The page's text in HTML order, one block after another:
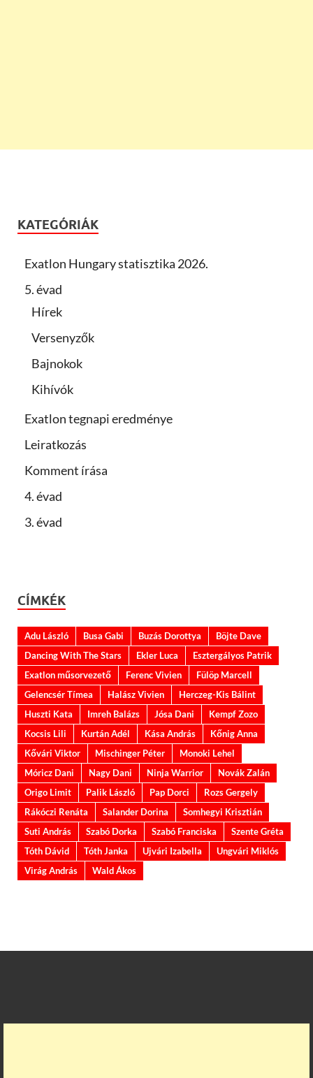
KATEGÓRIÁK
Exatlon Hungary statisztika 2026.
5. évad
Hírek
Versenyzők
Bajnokok
Kihívók
Exatlon tegnapi eredménye
Leiratkozás
Komment írása
4. évad
3. évad
CÍMKÉK
Adu László Busa Gabi Buzás Dorottya
Böjte Dave
Dancing With The Stars
Ekler Luca
Esztergályos Patrik
Exatlon műsorvezető
Ferenc Vivien
Fülöp Marcell
Gelencsér Tímea
Halász Vivien
Herczeg-Kis Bálint
Huszti Kata
Imreh Balázs Jósa Dani
Kempf Zozo
Kocsis Lili
Kurtán Adél Kása András
Kőnig Anna
Kővári Viktor
Mischinger Péter
Monoki Lehel
Móricz Dani
Nagy Dani Ninja Warrior
Novák Zalán
Origo Limit
Palik László Pap Dorci
Rozs Gergely
Rákóczi Renáta
Salander Dorina
Somhegyi Krisztián
Suti András
Szabó Dorka Szabó Franciska
Szente Gréta
Tóth Dávid
Tóth Janka Ujvári Izabella
Ungvári Miklós
Virág András
Wald Ákos